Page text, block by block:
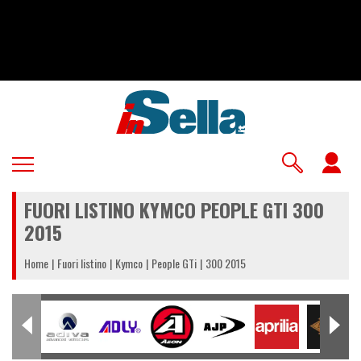
FUORI LISTINO KYMCO PEOPLE GTI 300
2015
Home Fuori listino Kymco People GTi 300 2015